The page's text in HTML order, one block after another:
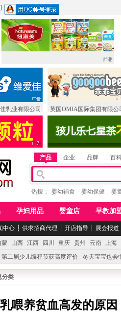
]
乳业有限公司 英国OMIA国际集团有限公
产品 企业 品牌 百
热搜： 婴幼辅食 婴幼保健 婴
孕妇用品 婴童店 早教加
中心 ┆ 供求招商代理 ┆ 开店指导 ┆ 展会报道
蒙 山西 江西 四川 重庆 贵州 云南 上海
二届少儿编程节获高度评价 冬天宝宝也会
竟母婴产品比较特殊。”
妇幼广场 免租了！
分类
喂养贫血高发的原因